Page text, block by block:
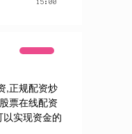
,正规配资炒
票在线配资
实现资金的